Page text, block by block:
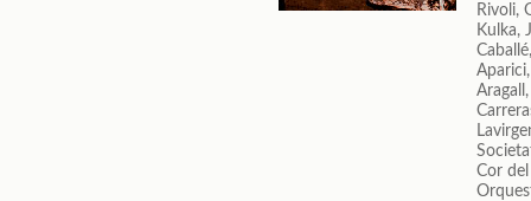
Rivoli,
Kulka,
Cor